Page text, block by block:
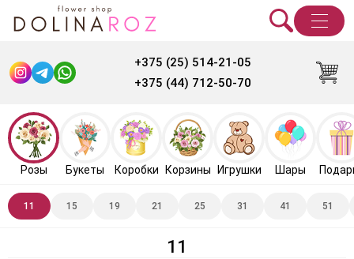
+375 (25) 514-21-05
+375 (44) 712-50-70
Розы Букеты Коробки Корзины Игрушки Шары
11 15 19 21 25 31 41 51
11